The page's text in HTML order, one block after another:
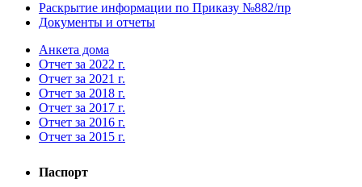
Раскрытие информации по Приказу №882/пр
Документы и отчеты
Анкета дома
Отчет за 2022 г.
Отчет за 2021 г.
Отчет за 2018 г.
Отчет за 2017 г.
Отчет за 2016 г.
Отчет за 2015 г.
Паспорт